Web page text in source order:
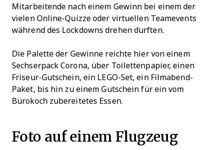
Mitarbeitende nach einem Gewinn bei einem der
vielen Online-Quizze oder virtuellen Teamevents
während des Lockdowns drehen durften.
Die Palette der Gewinne reichte hier von einem
Sechserpack Corona, über Toilettenpapier, einen
Friseur-Gutschein, ein LEGO-Set, ein Filmabend-
Paket, bis hin zu einem Gutschein für ein vom
Bürokoch zubereitetes Essen.
Foto auf einem Flugzeug